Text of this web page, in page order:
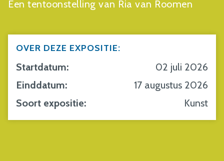
Een tentoonstelling van Ria van Roomen
OVER DEZE EXPOSITIE:
Startdatum:
02 juli 2026
Einddatum:
17 augustus 2026
Soort expositie:
Kunst